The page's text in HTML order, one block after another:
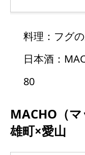
料理：フグ
日本酒：
80
MACHO（マ
雄町×愛山